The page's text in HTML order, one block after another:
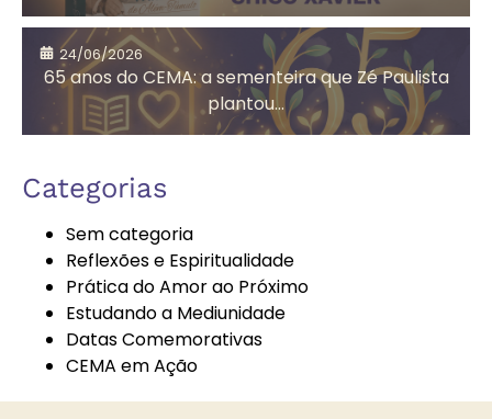
Assistência
Social
Auta de Souza
Autoconhecimento
Bazar
Beneficente
24/06/2026
65 anos do CEMA: a sementeira que Zé Paulista
plantou...
Categorias
Sem categoria
Reflexões e Espiritualidade
Prática do Amor ao Próximo
Estudando a Mediunidade
Datas Comemorativas
CEMA em Ação